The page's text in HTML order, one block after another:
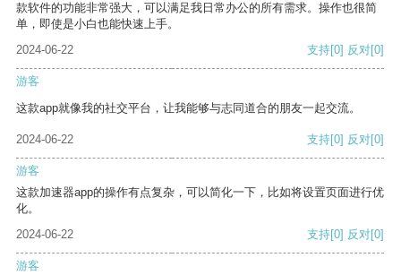
款软件的功能非常强大，可以满足我日常办公的所有需求。操作也很简
单，即使是小白也能快速上手。
2024-06-22
支持[0] 反对[0]
游客
这款app就像我的社交平台，让我能够与志同道合的朋友一起交流。
2024-06-22 支持[0] 反对[0]
游客
这款加速器app的操作有点复杂，可以简化一下，比如将设置页面进行优
化。
2024-06-22
支持[0] 反对[0]
游客